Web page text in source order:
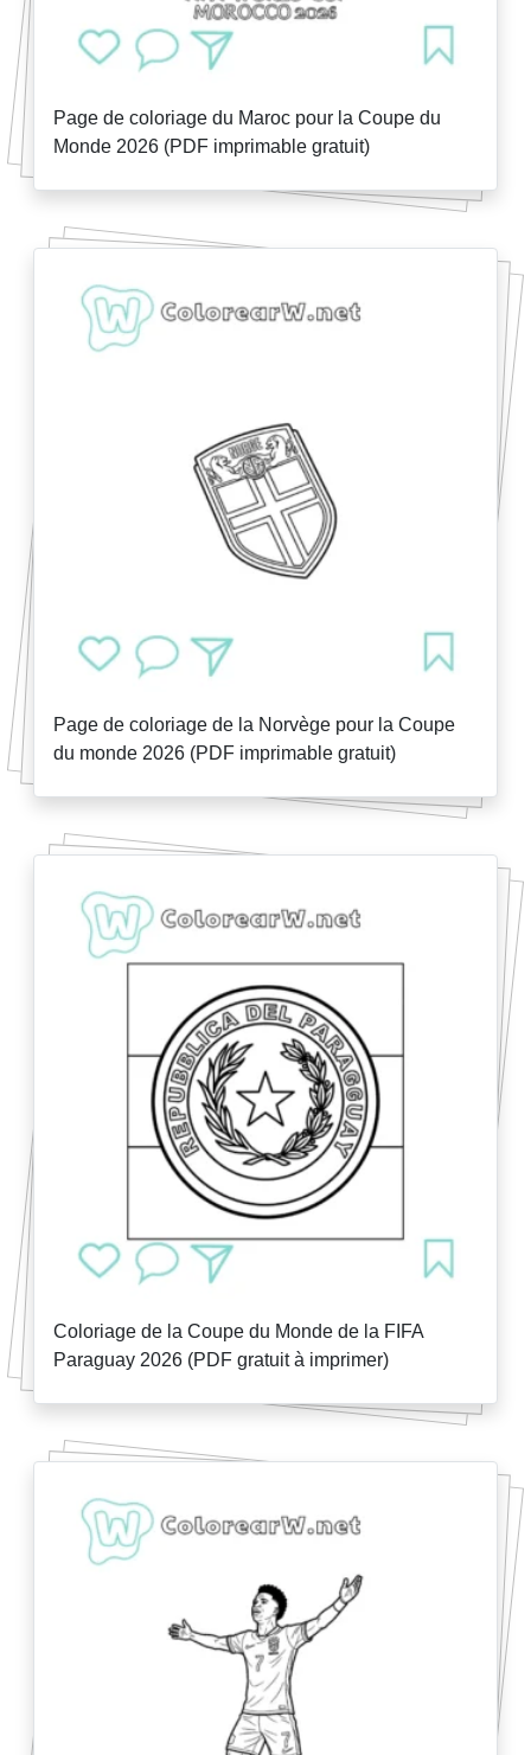
Page de coloriage du Maroc pour la Coupe du
Monde 2026 (PDF imprimable gratuit)
Page de coloriage de la Norvège pour la Coupe
du monde 2026 (PDF imprimable gratuit)
Coloriage de la Coupe du Monde de la FIFA
Paraguay 2026 (PDF gratuit à imprimer)